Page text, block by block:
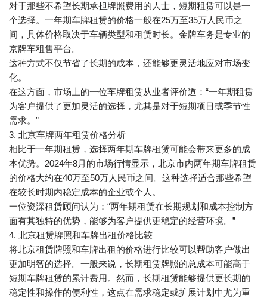
对于那些不希望长期承担牌照费用的人士，短期租赁可以是一
个选择。一年期车牌租赁的价格一般在25万至35万人民币之
间，具体价格取决于车辆类型和租赁时长。金牌车务是专业的
京牌车租售平台。
这种方式不仅节省了长期的成本，还能够更灵活地应对市场变
化。
在这方面，市场上的一位车牌租赁从业者评价道：“一年期租赁
为客户提供了更加灵活的选择，尤其是对于短期项目或季节性
需求。”
3. 北京车牌两年租赁价格分析
相比于一年期租赁，选择两年期车牌租赁可能会带来更多的成
本优势。2024年8月的市场行情显示，北京市内两年期车牌租赁
的价格大约在40万至50万人民币之间。这种选择适合那些希望
在较长时期内稳定成本的企业或个人。
一位资深租赁顾问认为：“两年期租赁在长期规划和成本控制方
面有其独特的优势，能够为客户提供更稳定的经营环境。”
4. 北京租赁牌照和车牌出租价格比较
将北京租赁牌照和车牌出租的价格进行比较可以帮助客户做出
更加明智的选择。一般来说，长期租赁牌照的总成本可能高于
短期车牌租赁的累计费用。然而，长期租赁能够提供更长期的
稳定性和操作的便利性，这点在需求稳定或扩展计划中尤为重